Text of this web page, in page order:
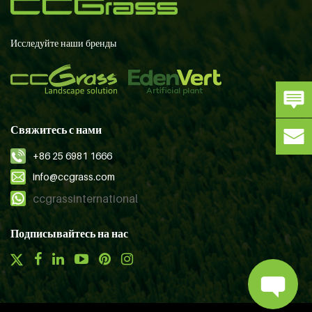
Исследуйте наши бренды
Свяжитесь с нами
+86 25 6981 1666
info@ccgrass.com
ccgrassinternational
Подписывайтесь на нас